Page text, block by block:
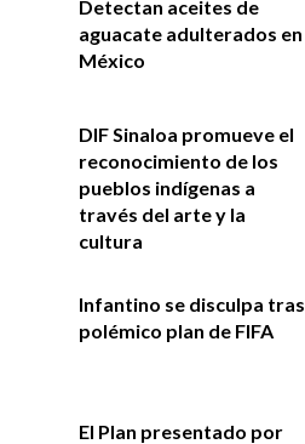
Detectan aceites de
aguacate adulterados en
México
DIF Sinaloa promueve el
reconocimiento de los
pueblos indígenas a
través del arte y la
cultura
Infantino se disculpa tras
polémico plan de FIFA
El Plan presentado por